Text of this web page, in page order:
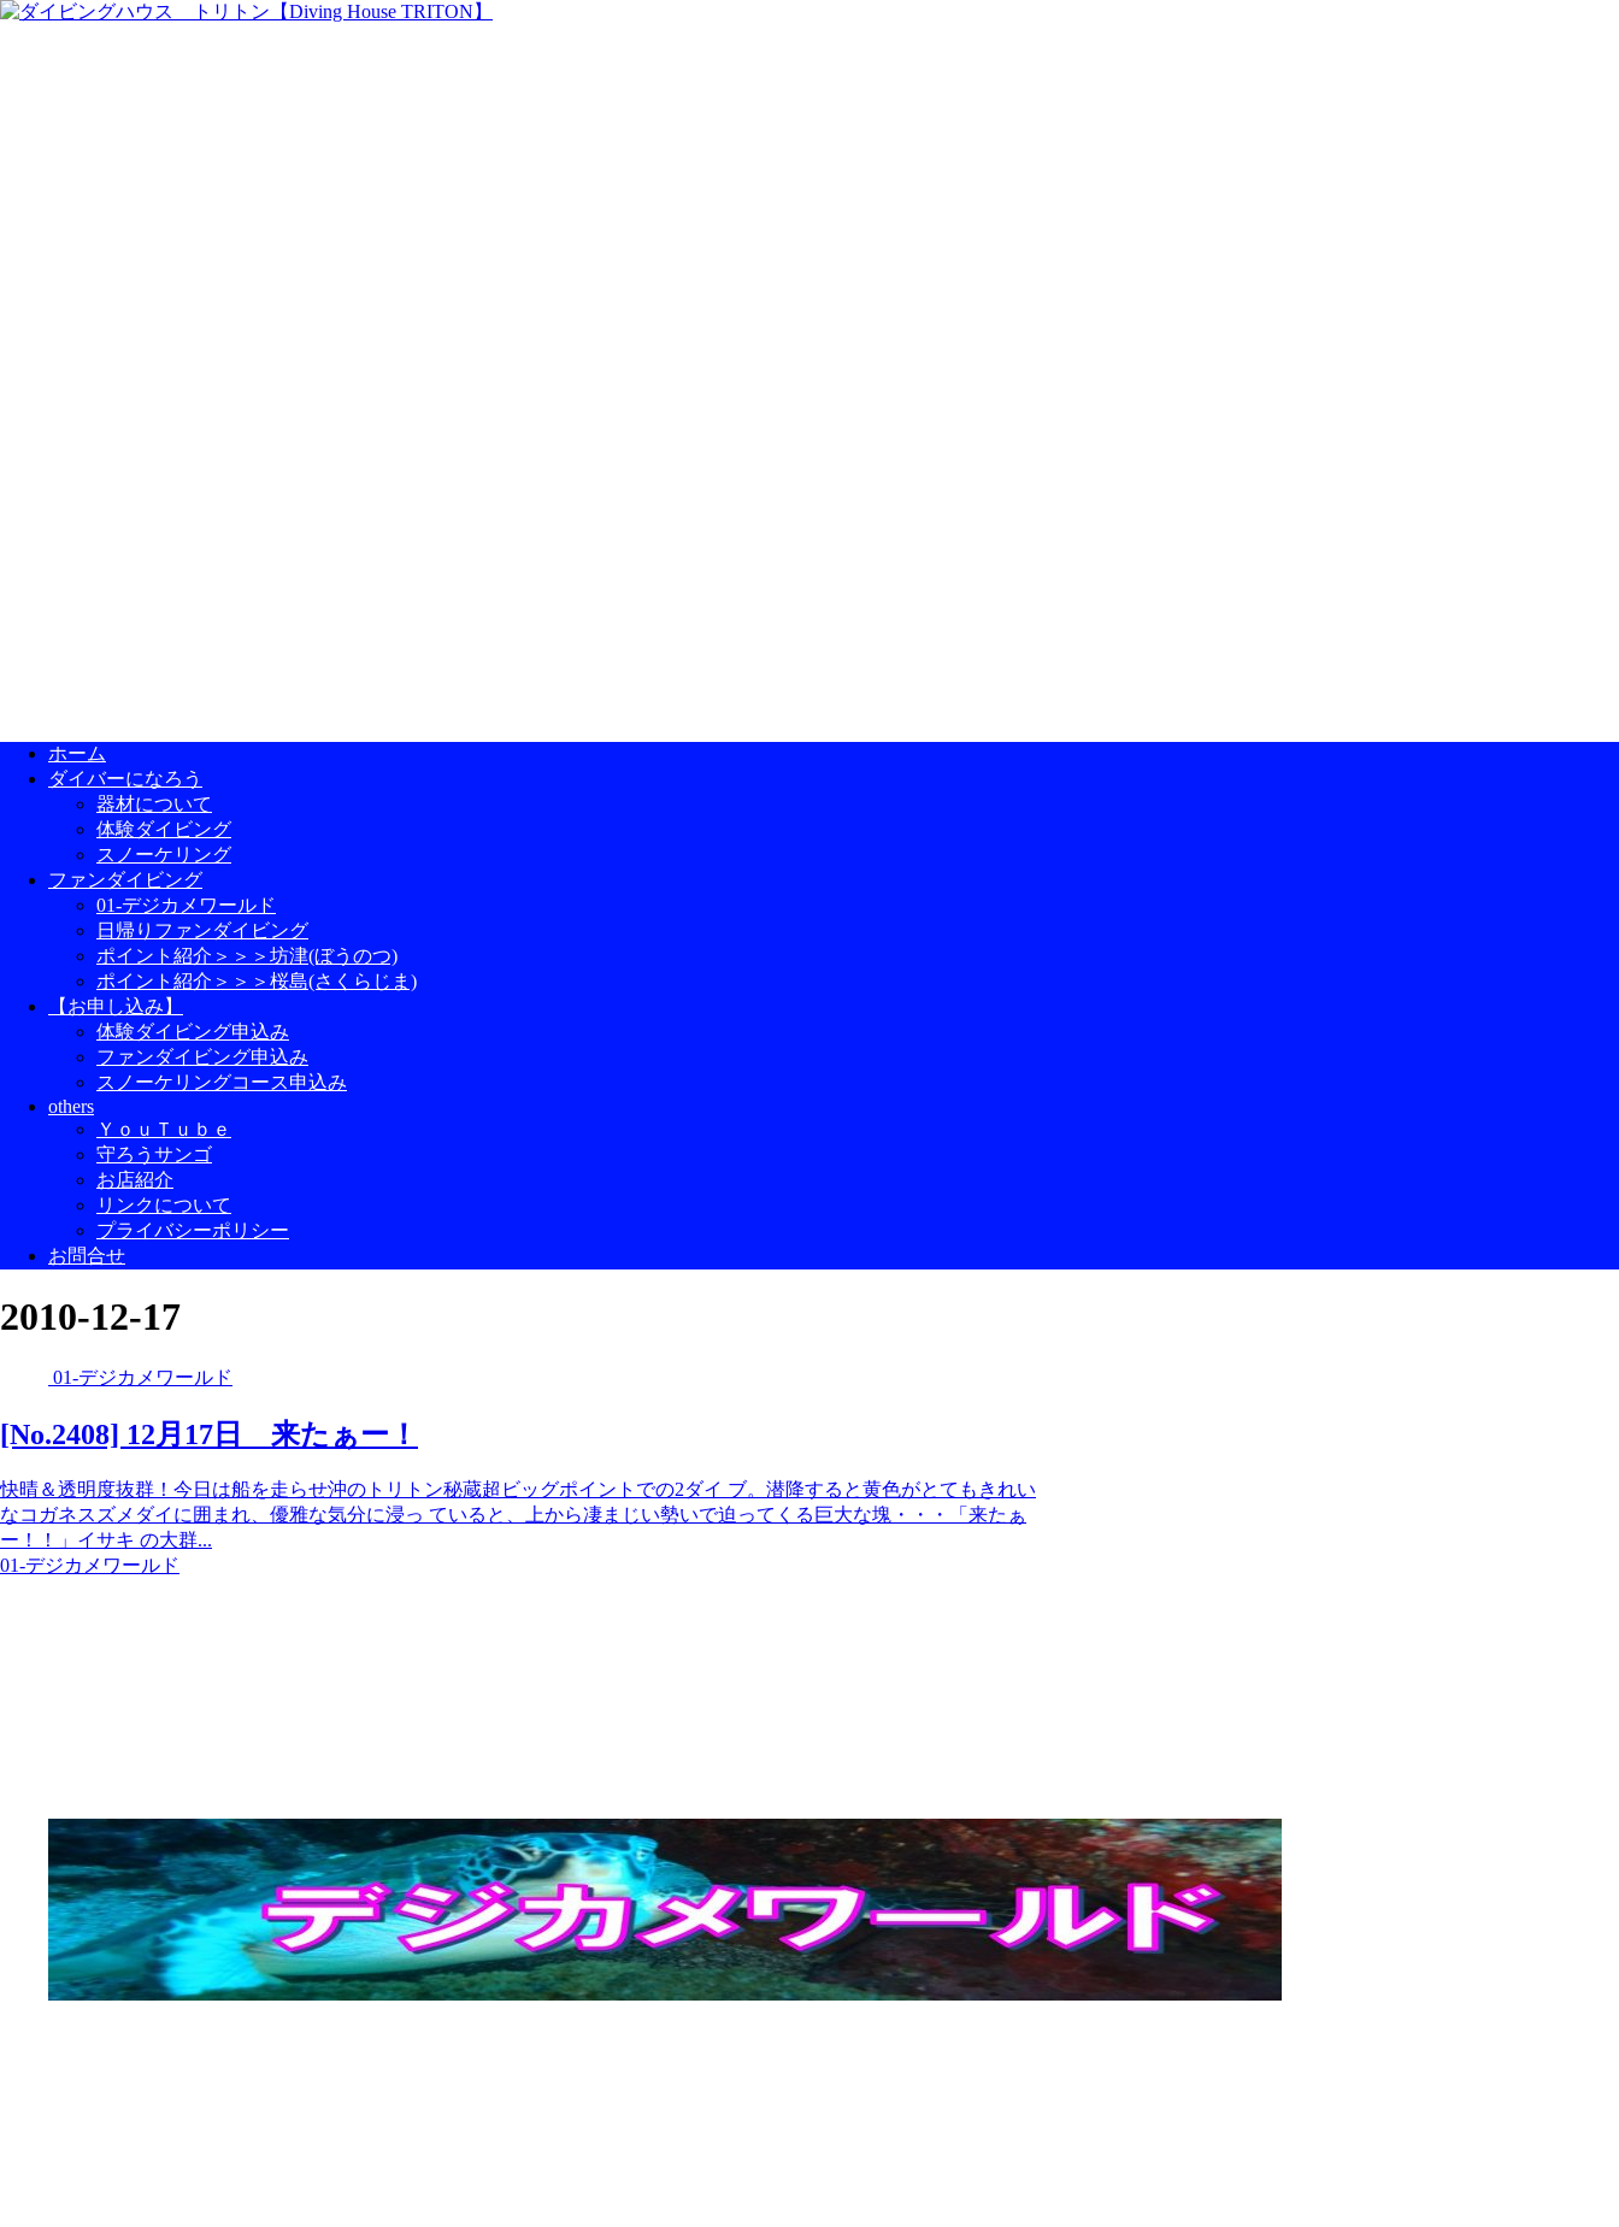
ホーム
ダイバーになろう
器材について
体験ダイビング
スノーケリング
ファンダイビング
01-デジカメワールド
日帰りファンダイビング
ポイント紹介＞＞＞坊津(ぼうのつ)
ポイント紹介＞＞＞桜島(さくらじま)
【お申し込み】
体験ダイビング申込み
ファンダイビング申込み
スノーケリングコース申込み
others
ＹｏｕＴｕｂｅ
守ろうサンゴ
お店紹介
リンクについて
プライバシーポリシー
お問合せ
2010-12-17
01-デジカメワールド
[No.2408] 12月17日 来たぁー！
快晴＆透明度抜群！今日は船を走らせ沖のトリトン秘蔵超ビッグポイントでの2ダイ ブ。潜降すると黄色がとてもきれい
なコガネスズメダイに囲まれ、優雅な気分に浸っ ていると、上から凄まじい勢いで迫ってくる巨大な塊・・・「来たぁ
ー！！」イサキ の大群...
01-デジカメワールド